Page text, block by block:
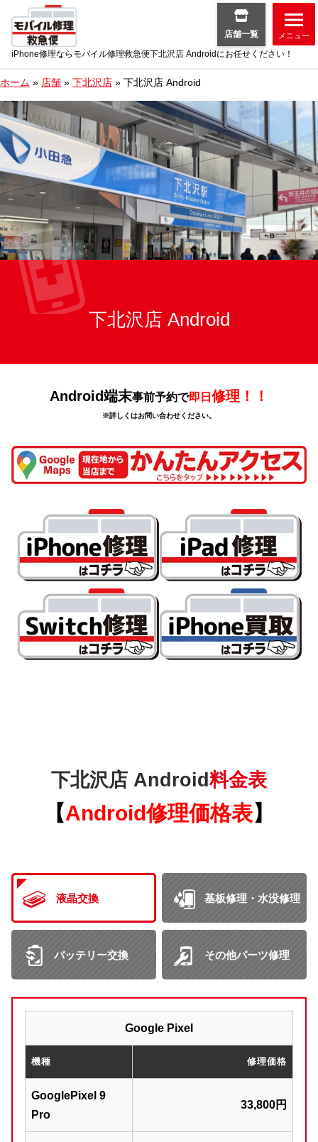
iPhone修理ならモバイル修理救急便下北沢店 Androidにお任せください！
店舗一覧 メニュー
ホーム » 店舗 » 下北沢店 » 下北沢店 Android
下北沢店 Android
Android端末事前予約で即日修理！！
※詳しくはお問い合わせください。
下北沢店 Android 料金表
【Android修理価格表】
液晶交換 基板修理・水没修理
バッテリー交換 その他パーツ修理
Google Pixel
機種 修理価格
GooglePixel 9
Pro
33,800円